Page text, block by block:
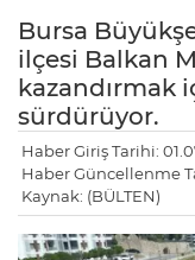
Bursa
ilçesi Balkan
kazandırmak
sürdürüyor.
Haber Giriş Tarihi:
Haber Güncellenme
Kaynak: (BÜLTEN)